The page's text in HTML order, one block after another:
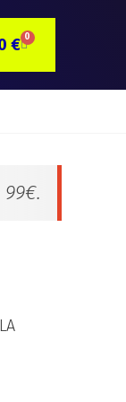
€ 0CARRITO